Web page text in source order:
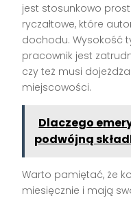
jest stosunkowo
ryczałtowe, które
dochodu. Wysokość
pracownik jest
czy też musi
miejscowości.
Dlaczego
podwójną
Warto pamiętać, że
miesięcznie i mają